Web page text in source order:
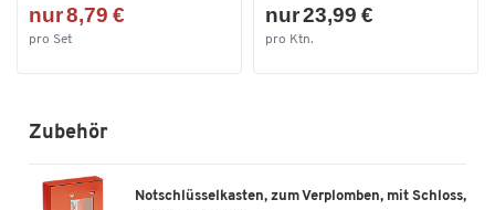
nur 8,79 €
pro Set
nur 23,99 €
pro Ktn.
Zubehör
Notschlüsselkasten, zum Verplomben, mit Schloss,